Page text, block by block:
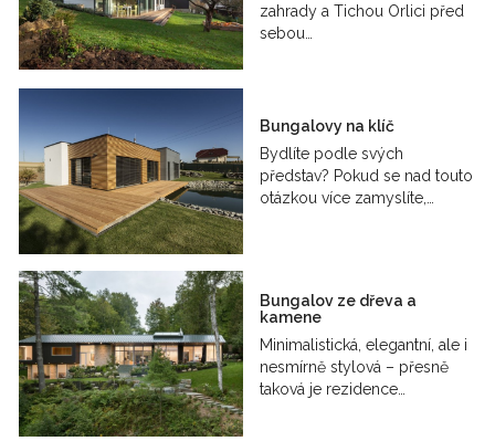
zahrady a Tichou Orlici před
sebou…
Bungalovy na klíč
Bydlíte podle svých
představ? Pokud se nad touto
otázkou více zamyslíte,…
Bungalov ze dřeva a
kamene
Minimalistická, elegantní, ale i
nesmírně stylová – přesně
taková je rezidence…